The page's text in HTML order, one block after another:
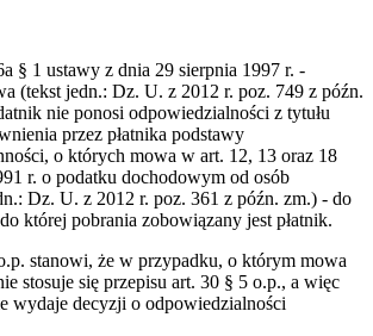
§ 1 ustawy z dnia 29 sierpnia 1997 r. -
(tekst jedn.: Dz. U. z 2012 r. poz. 749 z późn.
nie ponosi odpowiedzialności z tytułu
przez płatnika podstawy
o których mowa w art. 12, 13 oraz 18
r. o podatku dochodowym od osób
Dz. U. z 2012 r. poz. 361 z późn. zm.) - do
której pobrania zobowiązany jest płatnik.
stanowi, że w przypadku, o którym mowa
stosuje się przepisu art. 30 § 5 o.p., a więc
wydaje decyzji o odpowiedzialności